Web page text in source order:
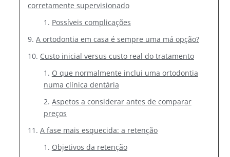
corretamente supervisionado
Possíveis complicações
A ortodontia em casa é sempre uma má opção?
Custo inicial versus custo real do tratamento
O que normalmente inclui uma ortodontia
numa clínica dentária
Aspetos a considerar antes de comparar
preços
A fase mais esquecida: a retenção
Objetivos da retenção